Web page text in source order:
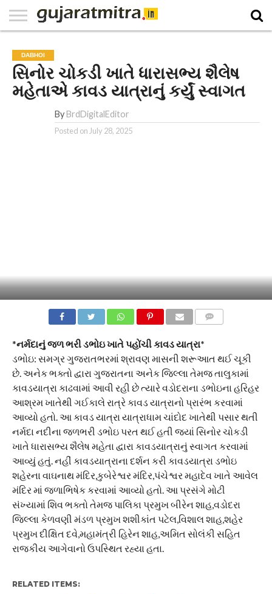
PAPER
NATIONAL
WORLD
BUSINESS
SPORTS
GUJARAT
OPINION
MORE
DABHOI
સિનોર ચોકડી ખાતે ધારાસભ્ય શૈલેષ
મહેતાએ કાવડ યાત્રાનું કર્યું સ્વાગત
By BrdDigitalEditor
Posted on July 28, 2025
*નર્મદાનું જળ ભરી ડભોઇ ખાતે પહોંચી કાવડ યાત્રા*
ડભોઇ: સમગ્ર ગુજરાતભરમાં શ્રાવણ માસની શરૂઆત થઈ ચૂકી
છે. અનેક ભક્તો દ્વારા ગુજરાતના અનેક જિલ્લા તેમજ તાલુકામાં
કાવડયાત્રા કાઢવામાં આવી રહી છે ત્યારે વડોદરાના ડભોઇના હરિહર
આશ્રમ ખાતેથી ગઈકાલે રાત્રે કાવડ યાત્રાનો પ્રારંભ કરવામાં
આવ્યો હતો. આ કાવડ યાત્રા યાત્રાધામ ચાંદોદ ખાતેથી પસાર થતી
નર્મદા નદીના જળભરી ડભોઇ પરત થઈ હતી જ્યાં સિનોર ચોકડી
ખાતે ધારાસભ્ય શૈલેષ મહેતા દ્વારા કાવડયાત્રાનું સ્વાગત કરવામાં
આવ્યું હતું. નહીં કાવડયાત્રાના દર્શન કરી કાવડયાત્રા ડભોઇ
શહેરના વાઘનાથ મંદિર,કુબેરેશ્વર મંદિર,પંચેશ્વર મહાદેવ ખાતે આવેલ
મંદિર માં જળાભિષેક કરવામાં આવ્યો હતો. આ પ્રસંગે મોટી
સંખ્યામાં શિવ ભક્તો તેમજ પાલિકા પ્રમુખ બીરેન શાહ,વડોદરા
જિલ્લા કેળવણી મંડળ પ્રમુખ શશીકાંત પટેલ,વિશાલ શાહ,શહેર
પ્રમુખ દીક્ષિત દવે,મહામંત્રી હિરેન શાહ,અમિત સોલંકી સહિત
રાજકીય આગેવાનો ઉપસ્થિત રહ્યા હતા.
RELATED ITEMS: